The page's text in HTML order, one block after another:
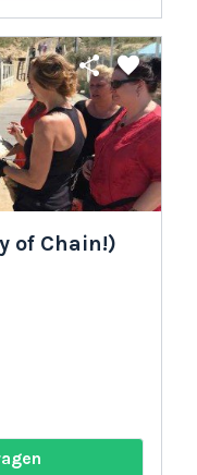
share favorite
of Chain!)